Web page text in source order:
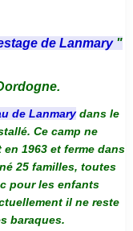
de Lanmary "
de Lanmarydans le
Ce camp ne
1963 et ferme dans
25 familles, toutes
pour les enfants
il ne reste
baraques.